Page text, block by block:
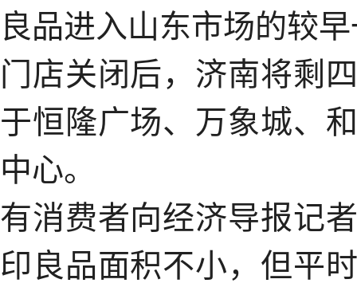
良品进入山东市场的较
门店关闭后，济南将剩
于恒隆广场、万象城、
中心。
有消费者向经济导报记
印良品面积不小，但平